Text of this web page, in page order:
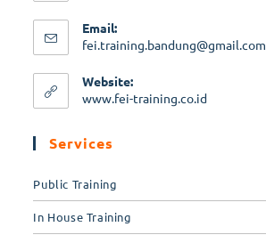
Email:
fei.training.bandung@gmail.com
Website:
www.fei-training.co.id
Services
Public Training
In House Training